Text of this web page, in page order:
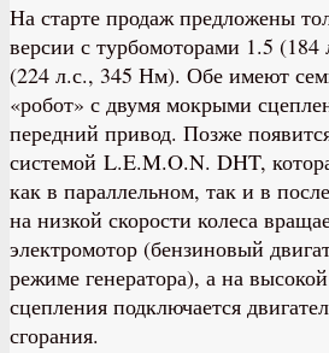
На старте продаж предложены
версии с турбомоторами 1.5
(224 л.с., 345 Нм). Обе имеют
«робот» с двумя мокрыми
передний привод. Позже
системой L.E.M.O.N. DHT,
как в параллельном, так и в
на низкой скорости колеса
электромотор (бензиновый
режиме генератора), а на
сцепления подключается
сгорания.